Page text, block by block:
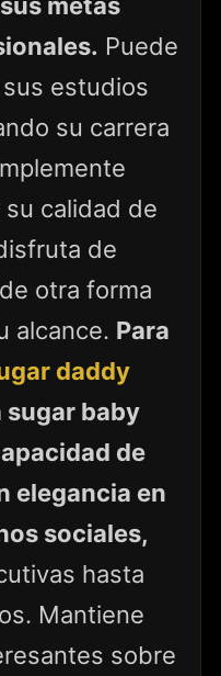
Puede
estudios
su carrera
calidad de
de
otra forma
alcance. Para
daddy
sugar baby
de
elegancia en
sociales,
hasta
Mantiene
sobre